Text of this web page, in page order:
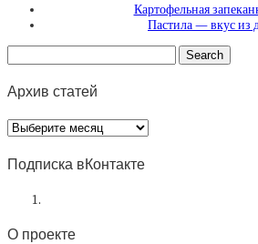
Картофельная
Пастила — вкус из
Архив статей
Архив
статей
Подписка вКонтакте
О проекте